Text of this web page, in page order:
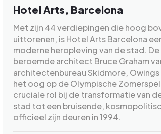
Hotel Arts, Barcelona
Met zijn 44 verdiepingen die hoog
uittorenen, is Hotel Arts Barcelona
moderne heropleving van de stad.
beroemde architect Bruce Graham
architectenbureau Skidmore,
het oog op de Olympische
cruciale rol bij de transformatie van
stad tot een bruisende,
officieel zijn deuren in 1994.